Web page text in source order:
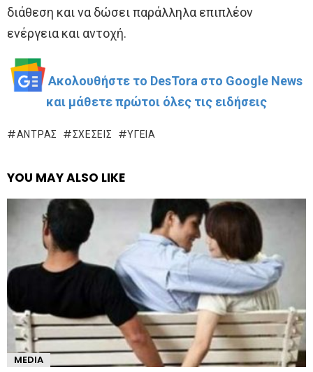
διάθεση και να δώσει παράλληλα επιπλέον
ενέργεια και αντοχή.
Ακολουθήστε το DesTora στο Google News
και μάθετε πρώτοι όλες τις ειδήσεις
ΆΝΤΡΑΣ ΣΧΈΣΕΙΣ ΥΓΕΊΑ
YOU MAY ALSO LIKE
MEDIA